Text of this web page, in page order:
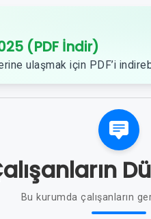
(PDF İndir)
ulaşmak için PDF’i
Bu kurumda çalışanların